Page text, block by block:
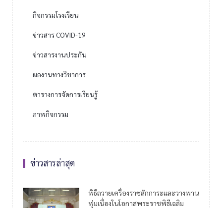
กิจกรรมโรงเรียน
ข่าวสาร COVID-19
ข่าวสารงานประกัน
ผลงานทางวิชาการ
ตารางการจัดการเรียนรู้
ภาพกิจกรรม
ข่าวสารล่าสุด
พิธีถวายเครื่องราชสักการะและวางพาน
พุ่มเนื่องในโอกาสพระราชพิธีเฉลิม